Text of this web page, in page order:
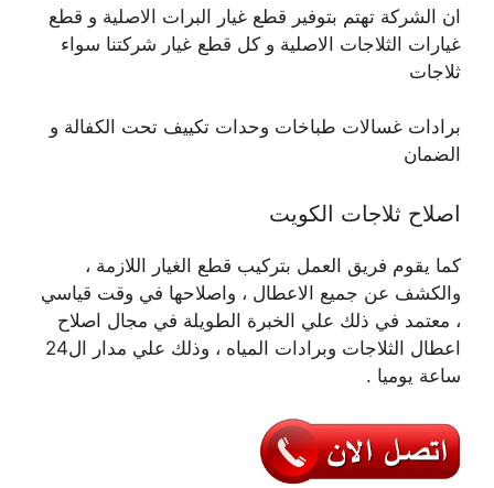
ان الشركة تهتم بتوفير قطع غيار البرات الاصلية و قطع
غيارات الثلاجات الاصلية و كل قطع غيار شركتنا سواء
ثلاجات
برادات غسالات طباخات وحدات تكييف تحت الكفالة و
الضمان
اصلاح ثلاجات الكويت
كما يقوم فريق العمل بتركيب قطع الغيار اللازمة ،
والكشف عن جميع الاعطال ، واصلاحها في وقت قياسي
، معتمد في ذلك علي الخبرة الطويلة في مجال اصلاح
اعطال الثلاجات وبرادات المياه ، وذلك علي مدار ال24
ساعة يوميا .